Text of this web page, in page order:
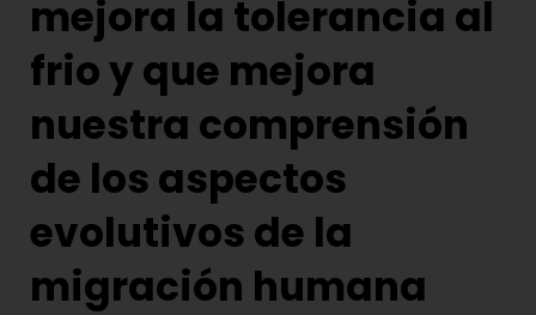
mejora la tolerancia al
frio y que mejora
nuestra comprensión
de los aspectos
evolutivos de la
migración humana